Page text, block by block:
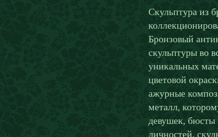
Скульптура из
Бронзовый
скульптуры во
уникальных
цветовой
ажурные
металл,
девушек, бюсты
личностей,